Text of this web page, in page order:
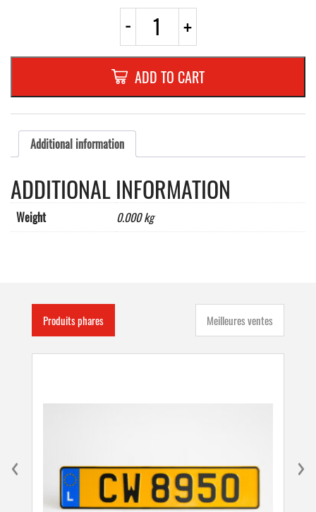
- c
CADRE
PVC
TYPE
CLIP-
***
SNAP***
AVEC
JAUNE
quantity
+
ADD TO CART
Additional information
ADDITIONAL INFORMATION
Weight 0.000 kg
Produits phares Meilleures ventes